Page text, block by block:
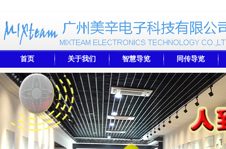
首页 关于我们 智慧导览 同传导览